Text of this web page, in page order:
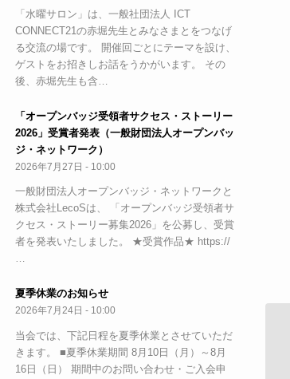
「水曜サロン」は、一般社団法人 ICT
CONNECT21の赤堀先生とみなさまとをつなげ
る交流の場です。 開催回ごとにテーマを設け、
ゲストをお招きしお話をうかがいます。 その
後、赤堀先生も含…
「オープンバッジ受領者サクセス・ストーリー
2026」受賞者発表（一般財団法人オープンバッ
ジ・ネットワーク）
2026年7月27日 - 10:00
一般財団法人オープンバッジ・ネットワークと
株式会社LecoSは、 「オープンバッジ受領者サ
クセス・ストーリー募集2026」を公募し、受賞
者を発表いたしました。 ★受賞作品★ https://
…
夏季休業のお知らせ
2026年7月24日 - 10:00
当会では、下記日程を夏季休業とさせていただ
きます。 ■夏季休業期間 8月10日（月）～8月
16日（日） 期間中のお問い合わせ・ご入会申